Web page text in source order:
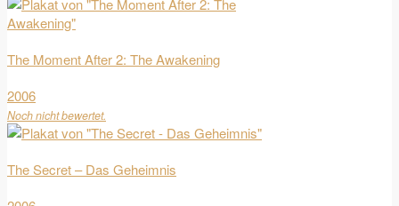
The Moment After 2: The Awakening
2006
Noch nicht bewertet.
The Secret – Das Geheimnis